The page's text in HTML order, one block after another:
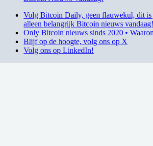
Volg Bitcoin Daily, geen flauwekul, dit
alleen belangrijk Bitcoin nieuws vandaag!
Only Bitcoin nieuws sinds 2020 •
Blijf op de hoogte, volg ons op X
Volg ons op LinkedIn!